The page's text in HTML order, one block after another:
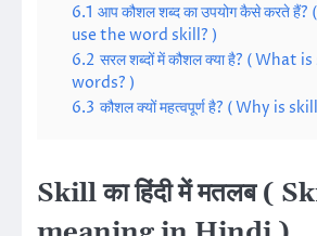
6.1 आप कौशल शब्द का उपयोग कैसे करते
use the word skill? )
6.2 सरल शब्दों में कौशल क्या है? ( What
words? )
6.3 कौशल क्यों महत्वपूर्ण है? ( Why is
Skill का हिंदी में मतलब (